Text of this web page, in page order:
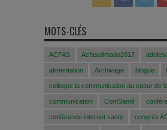
MOTS-CLÉS
ACFAS Acfasalimado2017
alimentation Archivage blogue
colloque la communication au coeur de
communication ComSanté
conférence internet santé congrès